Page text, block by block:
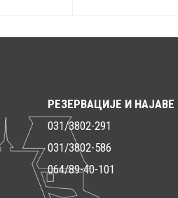
РЕЗЕРВАЦИЈЕ И НАЈАВЕ
031/3802-291
031/3802-586
064/89-40-101